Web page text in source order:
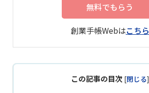
無料でもらう
創業手帳Webはこちら
この記事の目次 [閉じる]